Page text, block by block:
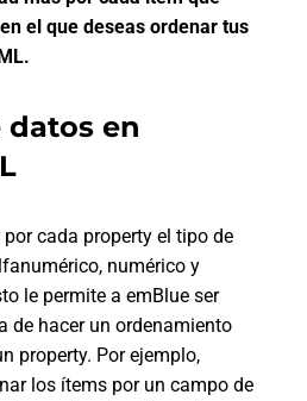
el que deseas ordenar tus
datos en
cada property el tipo de
numérico y
le permite a emBlue ser
de hacer un ordenamiento
property. Por ejemplo,
los ítems por un campo de